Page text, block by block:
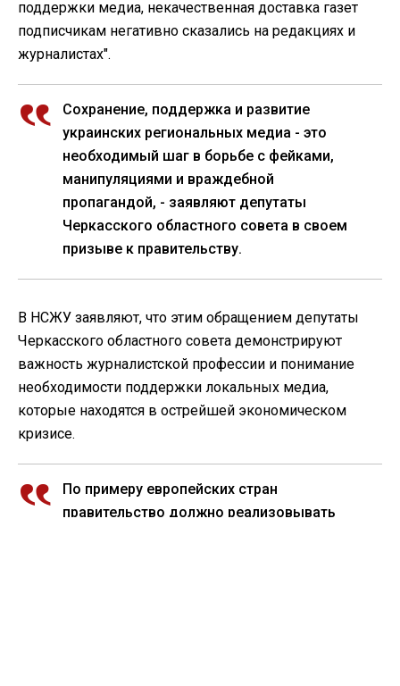
поддержки медиа, некачественная доставка газет
подписчикам негативно сказались на редакциях и
журналистах".
Сохранение, поддержка и развитие
украинских региональных медиа - это
необходимый шаг в борьбе с фейками,
манипуляциями и враждебной
пропагандой, - заявляют депутаты
Черкасского областного совета в своем
призыве к правительству.
В НСЖУ заявляют, что этим обращением депутаты
Черкасского областного совета демонстрируют
важность журналистской профессии и понимание
необходимости поддержки локальных медиа,
которые находятся в острейшей экономическом
кризисе.
По примеру европейских стран
правительство должно реализовывать